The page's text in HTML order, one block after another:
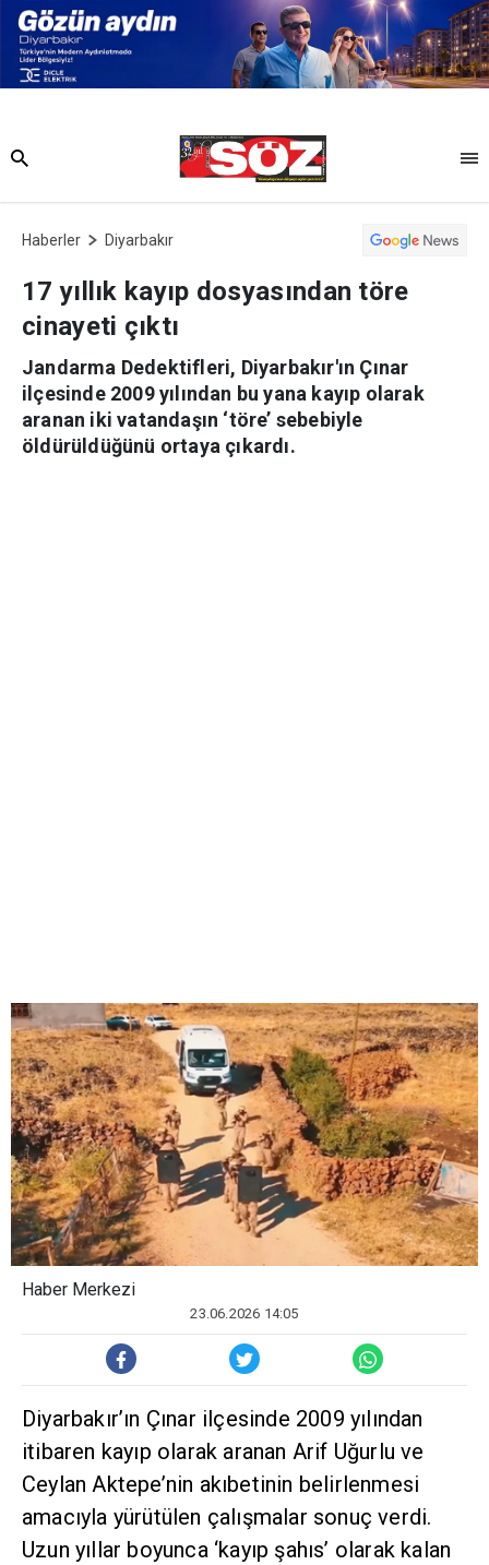
Haberler Diyarbakır
17 yıllık kayıp dosyasından töre
cinayeti çıktı
Jandarma Dedektifleri, Diyarbakır'ın Çınar
ilçesinde 2009 yılından bu yana kayıp olarak
aranan iki vatandaşın ‘töre’ sebebiyle
öldürüldüğünü ortaya çıkardı.
Haber Merkezi
23.06.2026 14:05
Diyarbakır’ın Çınar ilçesinde 2009 yılından
itibaren kayıp olarak aranan Arif Uğurlu ve
Ceylan Aktepe’nin akıbetinin belirlenmesi
amacıyla yürütülen çalışmalar sonuç verdi.
Uzun yıllar boyunca ‘kayıp şahıs’ olarak kalan